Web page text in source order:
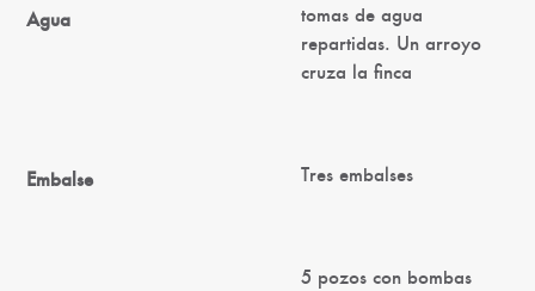
Agua
tomas de agua
repartidas. Un arroyo
cruza la finca
Embalse Tres embalses
5 pozos con bombas